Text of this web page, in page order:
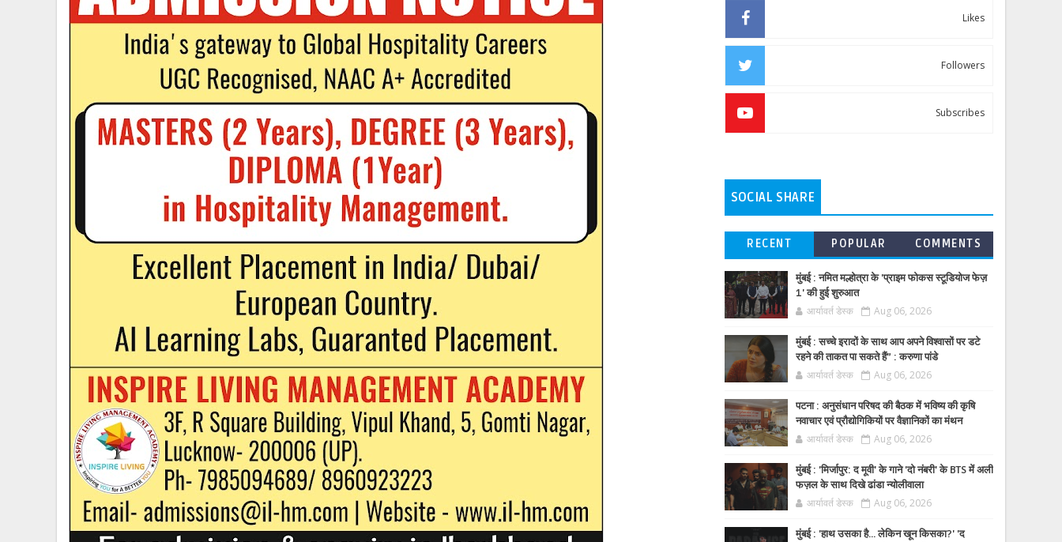
Likes
Followers
Subscribes
SOCIAL SHARE
RECENT POPULAR COMMENTS
मुंबई : नमित मल्होत्रा के 'प्राइम फोकस स्टूडियोज फेज़
1' की हुई शुरुआत
आर्यावर्त डेस्क Aug 06, 2026
मुंबई : सच्चे इरादों के साथ आप अपने विश्वासों पर डटे
रहने की ताकत पा सकते हैं” : करुणा पांडे
आर्यावर्त डेस्क Aug 06, 2026
पटना : अनुसंधान परिषद की बैठक में भविष्य की कृषि
नवाचार एवं प्रौद्योगिकियों पर वैज्ञानिकों का मंथन
आर्यावर्त डेस्क Aug 06, 2026
मुंबई : 'मिर्जापुर: द मूवी' के गाने 'दो नंबरी' के BTS में अली
फज़ल के साथ दिखे ढांडा न्योलीवाला
आर्यावर्त डेस्क Aug 06, 2026
मुंबई : 'हाथ उसका है... लेकिन खून किसका?' 'द